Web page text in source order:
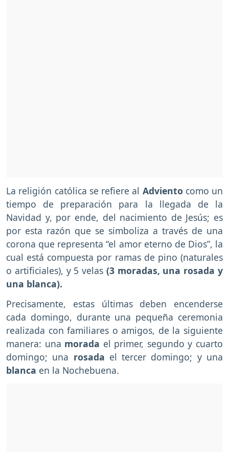
La religión católica se refiere al Adviento como un
tiempo de preparación para la llegada de la
Navidad y, por ende, del nacimiento de Jesús; es
por esta razón que se simboliza a través de una
corona que representa “el amor eterno de Dios”, la
cual está compuesta por ramas de pino (naturales
o artificiales), y 5 velas (3 moradas, una rosada y
una blanca).
Precisamente, estas últimas deben encenderse
cada domingo, durante una pequeña ceremonia
realizada con familiares o amigos, de la siguiente
manera: una morada el primer, segundo y cuarto
domingo; una rosada el tercer domingo; y una
blanca en la Nochebuena.